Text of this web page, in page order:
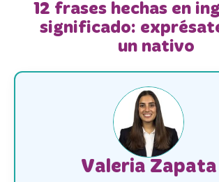
12 frases hechas en
significado:
un nativo
Valeria Zapata